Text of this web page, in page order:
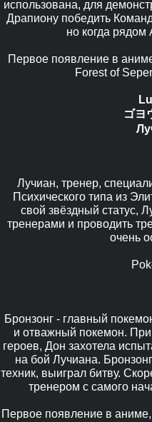
использована, для
Драпиону победить
но когда
Первое появление в
Forest of
ゴヨ
Лучиан, тренер,
Психического типа из
свой звёздный статус,
тренерами и проводить
очень
Бронзонг - главный
и отважный покемон.
героев, Дон захотела
на бой Лучиана.
техник, выиграл битву.
тренером с самого
Первое появление в